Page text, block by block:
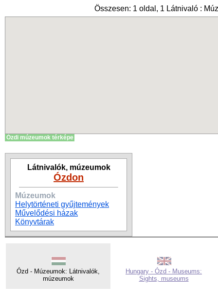
Összesen: 1 oldal, 1 Látnivaló :
Ózdi múzeumok térképe
Látnivalók, múzeumok
Ózdon
Múzeumok
Helytörténeti gyűjtemények
Művelődési házak
Könyvtárak
Ózd - Múzeumok: Látnivalók,
múzeumok
Hungary - Ózd - Museums:
Sights, museums